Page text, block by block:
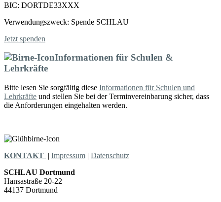
BIC: DORTDE33XXX
Verwendungszweck: Spende SCHLAU
Jetzt spenden
Informationen für Schulen &
Lehrkräfte
Bitte lesen Sie sorgfältig diese Informationen für Schulen und
Lehrkräfte und stellen Sie bei der Terminvereinbarung sicher, dass
die Anforderungen eingehalten werden.
KONTAKT | Impressum | Datenschutz
SCHLAU Dortmund
Hansastraße 20-22
44137 Dortmund